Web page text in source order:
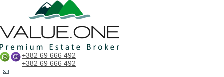
+382 69 666 492
+382 69 666 492